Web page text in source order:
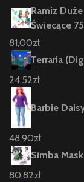
Ramiz
Świecące 75
81,00zł
Terraria
24,52zł
Barbie
48,90zł
Simba
80,82zł